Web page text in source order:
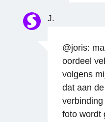
J.
@joris:
oordeel
volgens
dat aan
foto wordt